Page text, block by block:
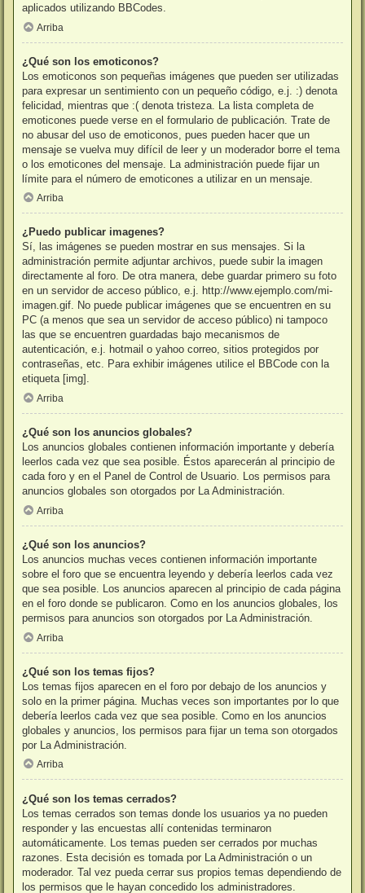
aplicados utilizando BBCodes.
Arriba
¿Qué son los emoticonos?
Los emoticonos son pequeñas imágenes que pueden ser utilizadas
para expresar un sentimiento con un pequeño código, e.j. :) denota
felicidad, mientras que :( denota tristeza. La lista completa de
emoticones puede verse en el formulario de publicación. Trate de
no abusar del uso de emoticonos, pues pueden hacer que un
mensaje se vuelva muy difícil de leer y un moderador borre el tema
o los emoticones del mensaje. La administración puede fijar un
límite para el número de emoticones a utilizar en un mensaje.
Arriba
¿Puedo publicar imagenes?
Sí, las imágenes se pueden mostrar en sus mensajes. Si la
administración permite adjuntar archivos, puede subir la imagen
directamente al foro. De otra manera, debe guardar primero su foto
en un servidor de acceso público, e.j. http://www.ejemplo.com/mi-
imagen.gif. No puede publicar imágenes que se encuentren en su
PC (a menos que sea un servidor de acceso público) ni tampoco
las que se encuentren guardadas bajo mecanismos de
autenticación, e.j. hotmail o yahoo correo, sitios protegidos por
contraseñas, etc. Para exhibir imágenes utilice el BBCode con la
etiqueta [img].
Arriba
¿Qué son los anuncios globales?
Los anuncios globales contienen información importante y debería
leerlos cada vez que sea posible. Éstos aparecerán al principio de
cada foro y en el Panel de Control de Usuario. Los permisos para
anuncios globales son otorgados por La Administración.
Arriba
¿Qué son los anuncios?
Los anuncios muchas veces contienen información importante
sobre el foro que se encuentra leyendo y debería leerlos cada vez
que sea posible. Los anuncios aparecen al principio de cada página
en el foro donde se publicaron. Como en los anuncios globales, los
permisos para anuncios son otorgados por La Administración.
Arriba
¿Qué son los temas fijos?
Los temas fijos aparecen en el foro por debajo de los anuncios y
solo en la primer página. Muchas veces son importantes por lo que
debería leerlos cada vez que sea posible. Como en los anuncios
globales y anuncios, los permisos para fijar un tema son otorgados
por La Administración.
Arriba
¿Qué son los temas cerrados?
Los temas cerrados son temas donde los usuarios ya no pueden
responder y las encuestas allí contenidas terminaron
automáticamente. Los temas pueden ser cerrados por muchas
razones. Esta decisión es tomada por La Administración o un
moderador. Tal vez pueda cerrar sus propios temas dependiendo de
los permisos que le hayan concedido los administradores.